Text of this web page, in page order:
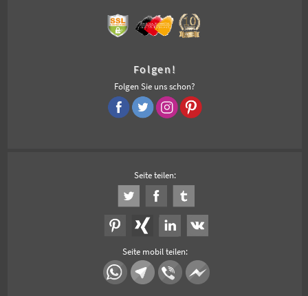
Folgen!
Folgen Sie uns schon?
Seite teilen:
Seite mobil teilen: